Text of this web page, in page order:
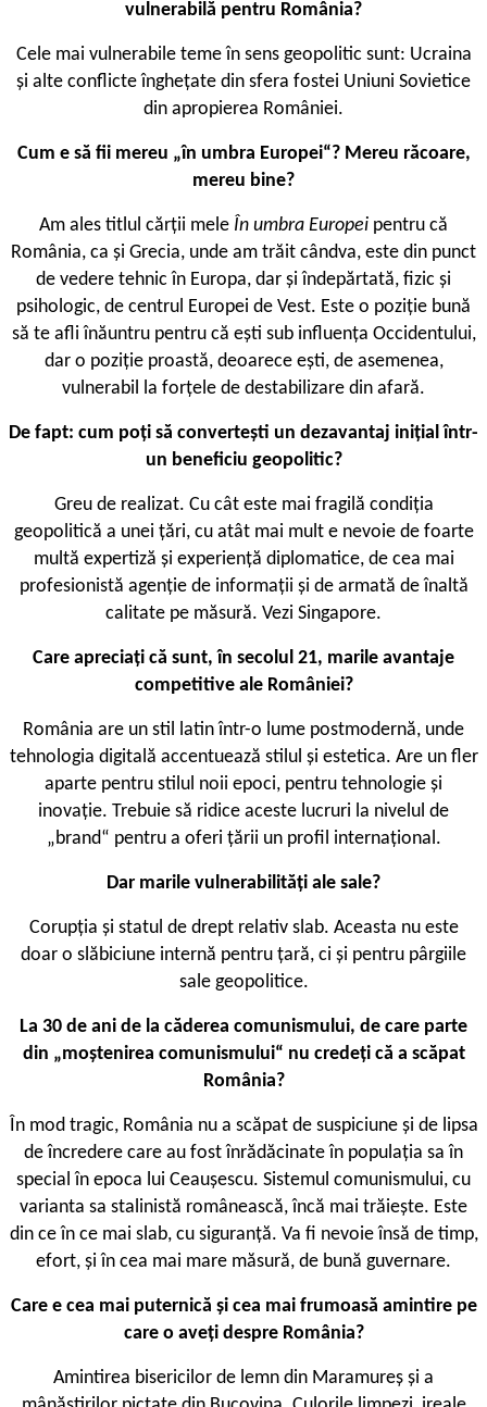
vulnerabilă pentru România?
Cele mai vulnerabile teme în sens geopolitic sunt: Ucraina
și alte conflicte înghețate din sfera fostei Uniuni Sovietice
din apropierea României.
Cum e să fii mereu „în umbra Europei“? Mereu răcoare,
mereu bine?
Am ales titlul cărții mele În umbra Europei pentru că
România, ca și Grecia, unde am trăit cândva, este din punct
de vedere tehnic în Europa, dar și îndepărtată, fizic și
psihologic, de centrul Europei de Vest. Este o poziție bună
să te afli înăuntru pentru că ești sub influența Occidentului,
dar o poziție proastă, deoarece ești, de asemenea,
vulnerabil la forțele de destabilizare din afară.
De fapt: cum poți să convertești un dezavantaj inițial într-
un beneficiu geopolitic?
Greu de realizat. Cu cât este mai fragilă condiția
geopolitică a unei țări, cu atât mai mult e nevoie de foarte
multă expertiză și experiență diplomatice, de cea mai
profesionistă agenție de informații și de armată de înaltă
calitate pe măsură. Vezi Singapore.
Care apreciați că sunt, în secolul 21, marile avantaje
competitive ale României?
România are un stil latin într-o lume postmodernă, unde
tehnologia digitală accentuează stilul și estetica. Are un fler
aparte pentru stilul noii epoci, pentru tehnologie și
inovație. Trebuie să ridice aceste lucruri la nivelul de
„brand“ pentru a oferi țării un profil internațional.
Dar marile vulnerabilități ale sale?
Corupția și statul de drept relativ slab. Aceasta nu este
doar o slăbiciune internă pentru țară, ci și pentru pârgiile
sale geopolitice.
La 30 de ani de la căderea comunismului, de care parte
din „moștenirea comunismului“ nu credeți că a scăpat
România?
În mod tragic, România nu a scăpat de suspiciune și de lipsa
de încredere care au fost înrădăcinate în populația sa în
special în epoca lui Ceaușescu. Sistemul comunismului, cu
varianta sa stalinistă românească, încă mai trăiește. Este
din ce în ce mai slab, cu siguranță. Va fi nevoie însă de timp,
efort, și în cea mai mare măsură, de bună guvernare.
Care e cea mai puternică și cea mai frumoasă amintire pe
care o aveți despre România?
Amintirea bisericilor de lemn din Maramureș și a